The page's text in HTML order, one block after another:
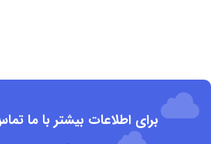
برای اطلاعات بیشتر با ما